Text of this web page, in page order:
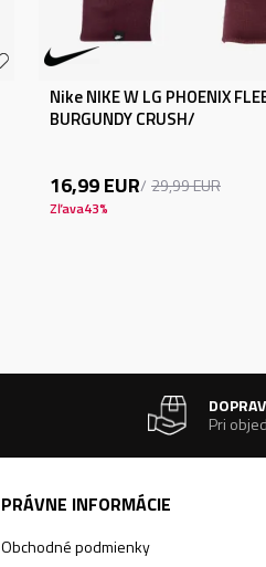
Nike NIKE W LG PHOENIX
BURGUNDY CRUSH/
16,99EUR 29,99EUR
Zľava43%
Pri
PRÁVNE INFORMÁCIE
Obchodné podmienky